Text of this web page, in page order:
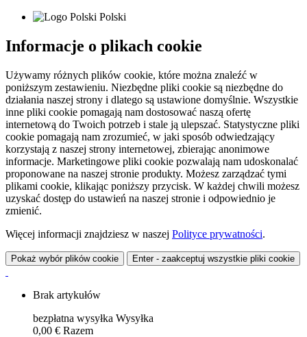
Polski
Informacje o plikach cookie
Używamy różnych plików cookie, które można znaleźć w
poniższym zestawieniu. Niezbędne pliki cookie są niezbędne do
działania naszej strony i dlatego są ustawione domyślnie. Wszystkie
inne pliki cookie pomagają nam dostosować naszą ofertę
internetową do Twoich potrzeb i stale ją ulepszać. Statystyczne pliki
cookie pomagają nam zrozumieć, w jaki sposób odwiedzający
korzystają z naszej strony internetowej, zbierając anonimowe
informacje. Marketingowe pliki cookie pozwalają nam udoskonalać
proponowane na naszej stronie produkty. Możesz zarządzać tymi
plikami cookie, klikając poniższy przycisk. W każdej chwili możesz
uzyskać dostęp do ustawień na naszej stronie i odpowiednio je
zmienić.
Więcej informacji znajdziesz w naszej Polityce prywatności.
Pokaż wybór plików cookie Enter - zaakceptuj wszystkie pliki cookie
Brak artykułów
bezpłatna wysyłka Wysyłka
0,00 € Razem